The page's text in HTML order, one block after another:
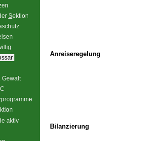
Sektion
Gewalt
aktiv
Anreiseregelung
Bilanzierung